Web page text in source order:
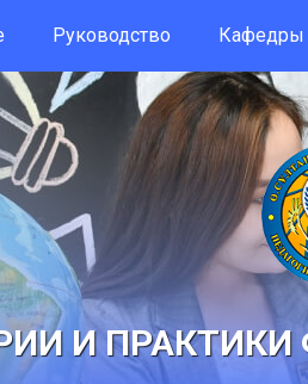
Руководство Кафедры
И